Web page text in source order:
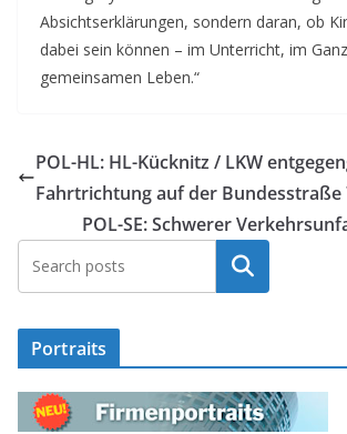
Absichtserklärungen, sondern daran, ob
dabei sein können – im Unterricht, im
gemeinsamen Leben.“
POL-HL: HL-Kücknitz / LKW
Fahrtrichtung auf der Bundesstraße
POL-SE: Schwerer
Suchen
Portraits